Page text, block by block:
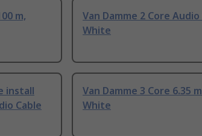
m,
Van Damme 2 Core Audio
White
install
Cable
Van Damme 3 Core 6.35
White